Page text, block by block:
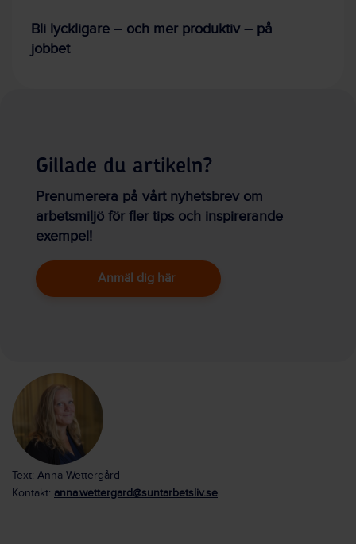
Bli lyckligare – och mer produktiv – på
jobbet
Gillade du artikeln?
Prenumerera på vårt nyhetsbrev om
arbetsmiljö för fler tips och inspirerande
exempel!
Anmäl dig här
Text: Anna Wettergård
Kontakt: anna.wettergard@suntarbetsliv.se